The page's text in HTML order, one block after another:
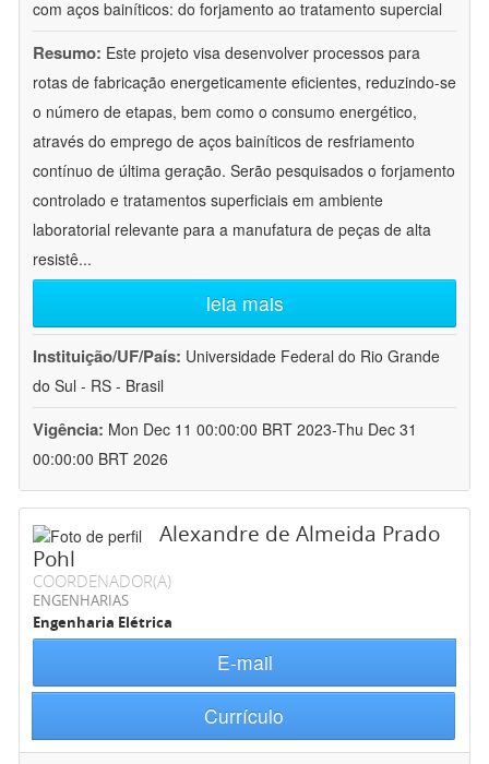
com aços bainíticos: do forjamento ao tratamento supercial
Resumo: Este projeto visa desenvolver processos para
rotas de fabricação energeticamente eficientes, reduzindo-se
o número de etapas, bem como o consumo energético,
através do emprego de aços bainíticos de resfriamento
contínuo de última geração. Serão pesquisados o forjamento
controlado e tratamentos superficiais em ambiente
laboratorial relevante para a manufatura de peças de alta
resistê...
leia mais
Instituição/UF/País: Universidade Federal do Rio Grande
do Sul - RS - Brasil
Vigência: Mon Dec 11 00:00:00 BRT 2023-Thu Dec 31
00:00:00 BRT 2026
Alexandre de Almeida Prado
Pohl
COORDENADOR(A)
ENGENHARIAS
Engenharia Elétrica
E-mail
Currículo